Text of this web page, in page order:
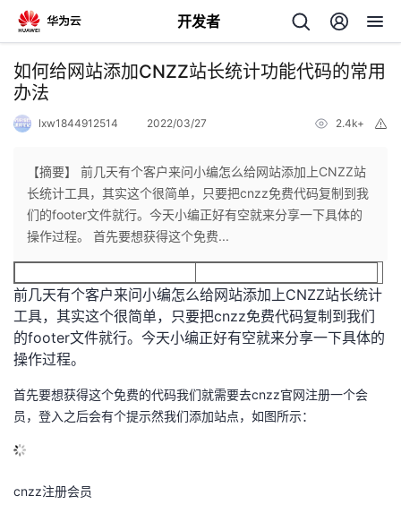
开发者
返
回
个
人
主
页
我
的
开
发
我
的
开
我
的
我
如何给网站添加CNZZ站长统计功能代码的常用
办法
lxw1844912514 2022/03/27 2.4k+
【摘要】 前几天有个客户来问小编怎么给网站添加上CNZZ站
长统计工具，其实这个很简单，只要把cnzz免费代码复制到我
们的footer文件就行。今天小编正好有空就来分享一下具体的
操作过程。 首先要想获得这个免费...
前几天有个客户来问小编怎么给网站添加上CNZZ站长统计
工具，其实这个很简单，只要把cnzz免费代码复制到我们
的footer文件就行。今天小编正好有空就来分享一下具体的
操作过程。
首先要想获得这个免费的代码我们就需要去cnzz官网注册一个会
员，登入之后会有个提示然我们添加站点，如图所示：
cnzz注册会员